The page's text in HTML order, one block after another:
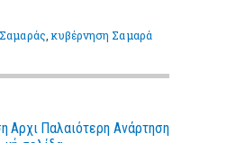
,κυβέρνηση Σαμαρά
Παλαιότερη Ανάρτηση
Αρχι